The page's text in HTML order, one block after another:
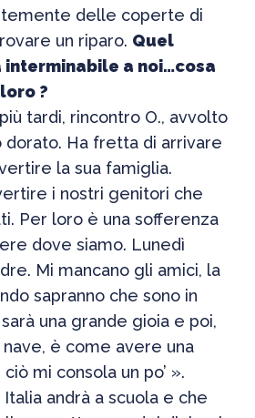
delle coperte di
un riparo. Quel
interminabile a noi…cosa
?
tardi, rincontro O., avvolto
dorato. Ha fretta di arrivare
la sua famiglia.
i nostri genitori che
Per loro è una sofferenza
dove siamo. Lunedì
Mi mancano gli amici, la
sapranno che sono in
una grande gioia e poi,
nave, è come avere una
mi consola un po’ ».
andrà a scuola e che